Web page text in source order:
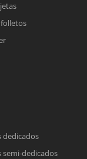
dedicados
semi-dedicados